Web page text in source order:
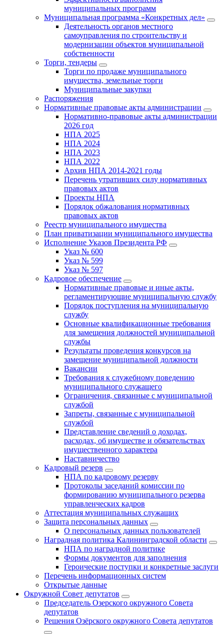
муниципальных программ
Муниципальная программа «Конкретных дел»
Деятельность органов местного
самоуправления по строительству и
модернизации объектов муниципальной
собственности
Торги, тендеры
Торги по продаже муниципального
имущества, земельные торги
Муниципальные закупки
Распоряжения
Нормативные правовые акты администрации
Нормативно-правовые акты администрации
2026 год
НПА 2025
НПА 2024
НПА 2023
НПА 2022
Архив НПА 2014-2021 годы
Перечень утративших силу нормативных
правовых актов
Проекты НПА
Порядок обжалования нормативных
правовых актов
Реестр муниципального имущества
План приватизации муниципального имущества
Исполнение Указов Президента РФ
Указ № 600
Указ № 599
Указ № 597
Кадровое обеспечение
Нормативные правовые и иные акты,
регламентирующие муниципальную службу
Порядок поступления на муниципальную
службу
Основные квалификационные требования
для замещения должностей муниципальной
службы
Результаты проведения конкурсов на
замещение муниципальной должности
Вакансии
Требования к служебному поведению
муниципального служащего
Ограничения, связанные с муниципальной
службой
Запреты, связанные с муниципальной
службой
Представление сведений о доходах,
расходах, об имуществе и обязательствах
имущественного характера
Наставничество
Кадровый резерв
НПА по кадровому резерву
Протоколы заседаний комиссии по
формированию муниципального резерва
управленческих кадров
Аттестация муниципальных служащих
Защита персональных данных
О персональных данных пользователей
Наградная политика Калининградской области
НПА по наградной политике
Формы документов для заполнения
Героические поступки и конкретные заслуги
Перечень информационных систем
Открытые данные
Окружной Совет депутатов
Председатель Озерского окружного Совета
депутатов
Решения Озёрского окружного Совета депутатов